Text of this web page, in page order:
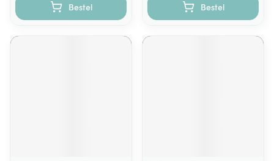
Bestel Bestel